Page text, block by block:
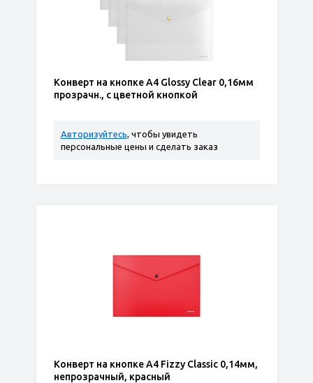
Конверт на кнопке А4 Glossy Clear 0,16мм
прозрачн., с цветной кнопкой
Авторизуйтесь, чтобы увидеть
персональные цены и сделать заказ
Конверт на кнопке А4 Fizzy Classic 0,14мм,
непрозрачный, красный